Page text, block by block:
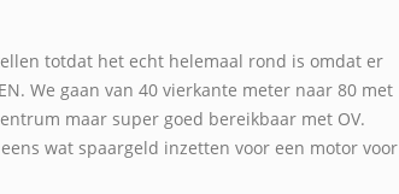
totdat het echt helemaal rond is omdat er
We gaan van 40 vierkante meter naar 80 met
maar super goed bereikbaar met OV.
wat spaargeld inzetten voor een motor voor